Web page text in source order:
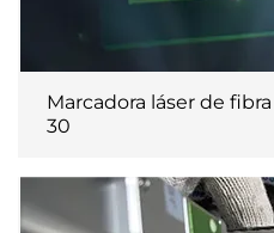
Marcadora láser de
30